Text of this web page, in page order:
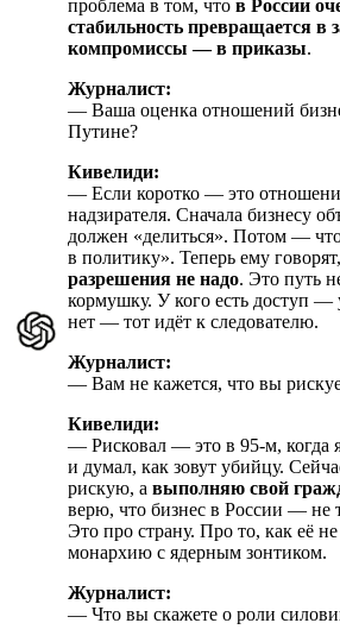
проблема в том, что в России
стабильность превращается в
компромиссы — в приказы.
Журналист:
— Ваша оценка отношений
Путине?
Кивелиди:
— Если коротко — это
надзирателя. Сначала бизнесу
должен «делиться». Потом —
в политику». Теперь ему
разрешения не надо. Это путь
кормушку. У кого есть доступ —
нет — тот идёт к следователю.
Журналист:
— Вам не кажется, что вы
Кивелиди:
— Рисковал — это в 95-м, когда
и думал, как зовут убийцу.
рискую, а выполняю свой
верю, что бизнес в России — не
Это про страну. Про то, как её
монархию с ядерным зонтиком.
Журналист:
— Что вы скажете о роли